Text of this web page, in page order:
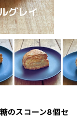
のスコーン8個セ